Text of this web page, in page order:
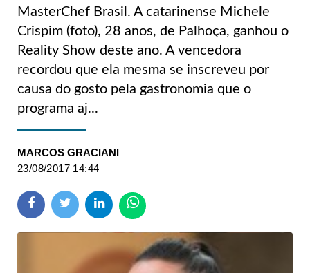
MasterChef Brasil. A catarinense Michele
Crispim (foto), 28 anos, de Palhoça, ganhou o
Reality Show deste ano. A vencedora
recordou que ela mesma se inscreveu por
causa do gosto pela gastronomia que o
programa aj...
MARCOS GRACIANI
23/08/2017 14:44